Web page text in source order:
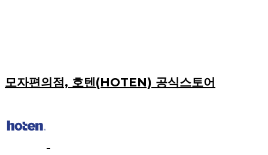
모자편의점, 호텐(HOTEN) 공식스토어